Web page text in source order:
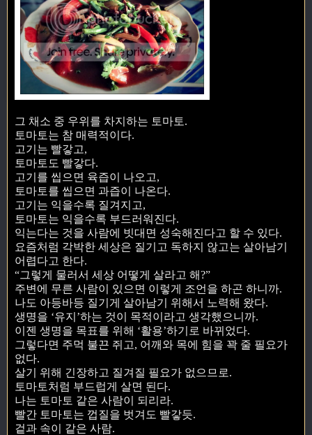
그 채소 중 우위를 차지하는 토마토.
토마토는 참 매력적이다.
고기는 빨갛고,
토마토도 빨갛다.
고기를 씹으면 육즙이 나오고,
토마토를 씹으면 과즙이 나온다.
고기는 익을수록 질겨지고,
토마토는 익을수록 부드러워진다.
익는다는 것을 사람에 빗대면 성숙해진다고 할 수 있다.
요즘처럼 각박한 세상은 질기고 독하지 않고는 살아남기
어렵다고 한다.
“그렇게 물러서 세상 어떻게 살라고 해?”
주변에 무른 사람이 있으면 이렇게 조언을 하곤 하니까.
나도 아등바등 질기게 살아남기 위해서 노력해 왔다.
생명을 ‘유지’하는 것이 목적이라고 생각했으니까.
이젠 생명을 목표를 위해 ‘활용’하기로 바뀌었다.
그렇다면 주먹 불끈 쥐고, 어깨와 목에 힘을 꽉 줄 필요가
없다.
살기 위해 긴장하고 질겨질 필요가 없으므로.
토마토처럼 부드럽게 살면 된다.
나는 토마토 같은 사람이 되리라.
빨간 토마토는 껍질을 벗겨도 빨갛듯.
겉과 속이 같은 사람.